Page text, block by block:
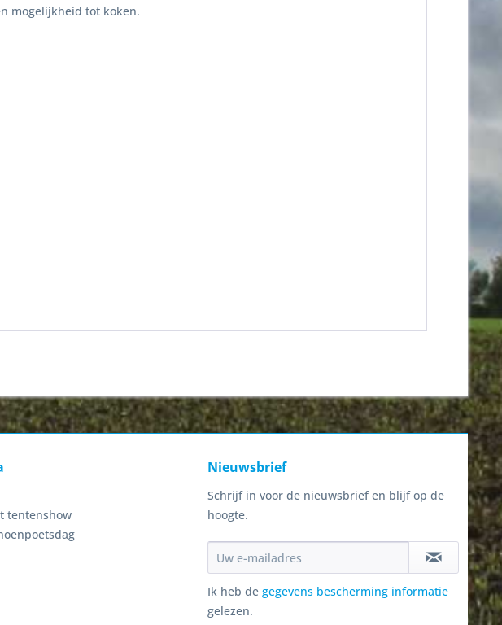
mogelijkheid tot koken.
tentenshow
Nieuwsbrief
Schrijf in voor de nieuwsbrief en blijf op de
hoogte.
Ik heb de gegevens bescherming informatie
gelezen.